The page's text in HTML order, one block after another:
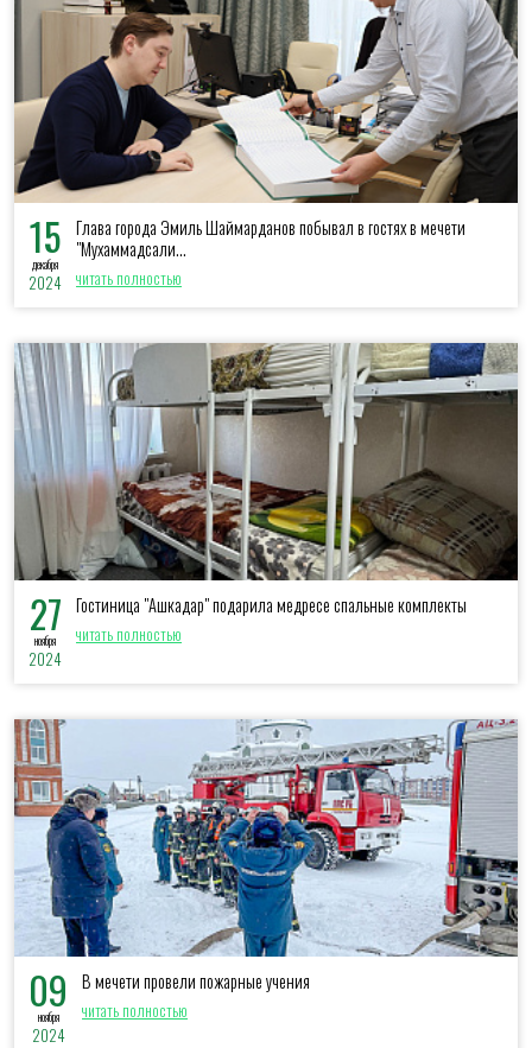
15
декабря
2024
Глава города Эмиль Шаймарданов побывал в гостях в мечети
"Мухаммадсали...
читать полностью
27
ноября
2024
Гостиница "Ашкадар" подарила медресе спальные комплекты
читать полностью
09
ноября
2024
В мечети провели пожарные учения
читать полностью